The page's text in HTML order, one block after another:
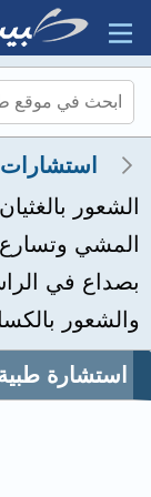
الشعور
المشي
بصداع في
والشعور
استشارة طبية